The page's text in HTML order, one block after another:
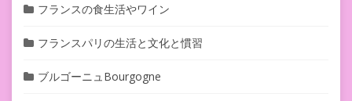
フランスの食生活やワイン
フランスパリの生活と文化と慣習
ブルゴーニュBourgogne